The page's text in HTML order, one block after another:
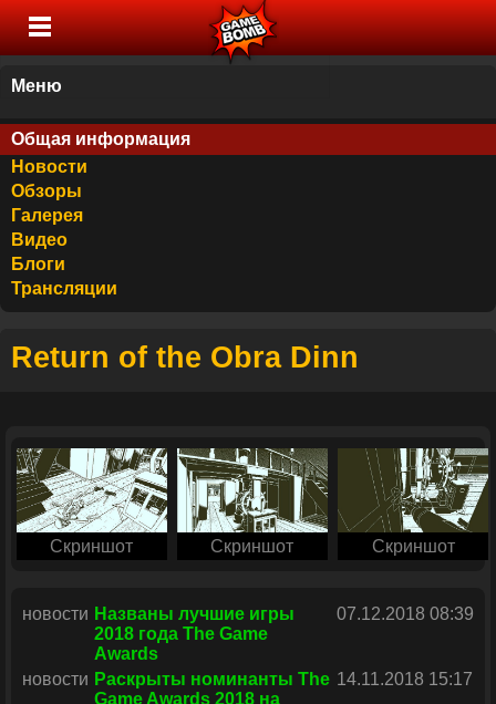
Меню
Общая информация
Новости
Обзоры
Галерея
Видео
Блоги
Трансляции
Return of the Obra Dinn
Скриншот Скриншот Скриншот
новости Названы лучшие игры
2018 года The Game
Awards
07.12.2018 08:39
новости Раскрыты номинанты The
Game Awards 2018 на
14.11.2018 15:17